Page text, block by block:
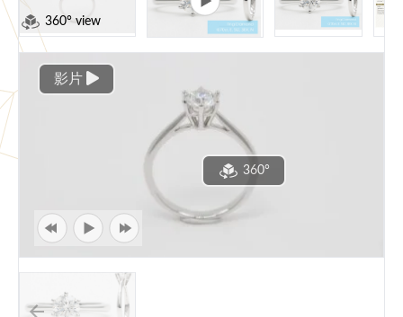
360° view
影片
360°